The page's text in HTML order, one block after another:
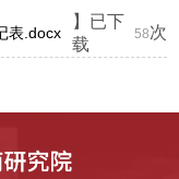
表.docx
】已下
载
58次